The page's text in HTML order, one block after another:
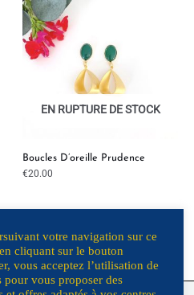
EN RUPTURE DE STOCK
Boucles D’oreille Prudence
€20.00
votre navigation sur ce
cliquant sur le bouton
vous acceptez l’utilisation de
pour vous proposer des